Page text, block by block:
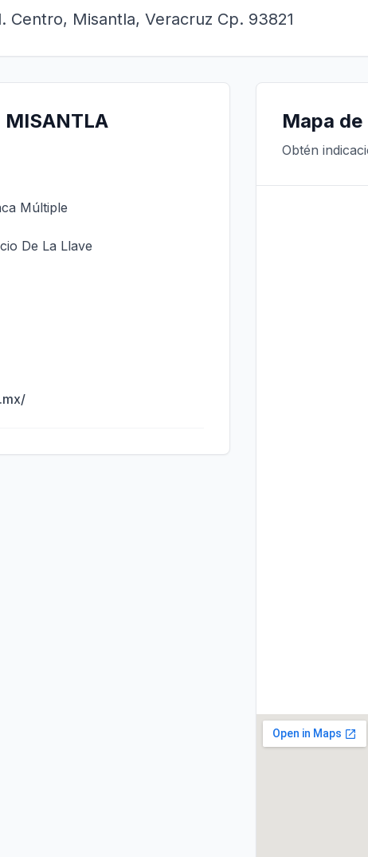
Centro, Misantla, Veracruz Cp. 93821
Múltiple
De La Llave
Mapa
Obtén